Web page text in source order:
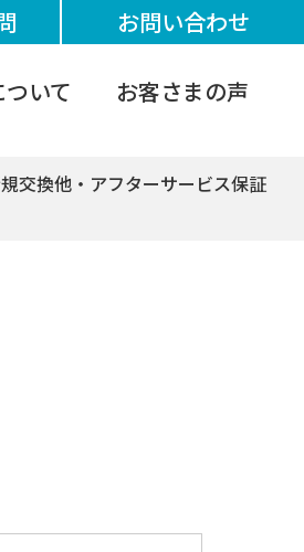
いて お客さまの声
お問い合わせ
交換他・アフターサービス保証